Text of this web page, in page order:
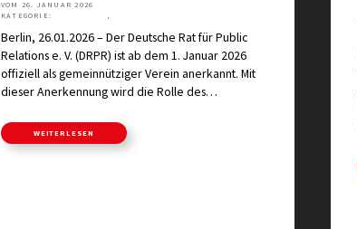
VOM 26. JANUAR 2026
KATEGORIE:
Berlin, 26.01.2026 – Der Deutsche Rat für Public
Relations e. V. (DRPR) ist ab dem 1. Januar 2026
offiziell als gemeinnütziger Verein anerkannt. Mit
dieser Anerkennung wird die Rolle des…
WEITERLESEN